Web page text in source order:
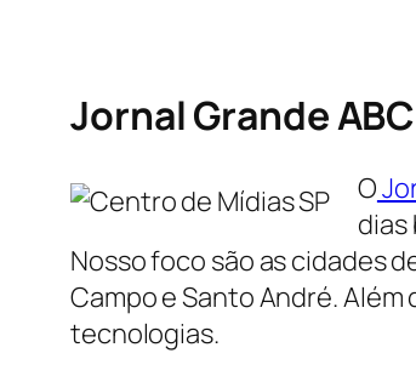
Jornal Grande ABC
O
dias
Nosso foco são as cidades
Campo e Santo André.
tecnologias.